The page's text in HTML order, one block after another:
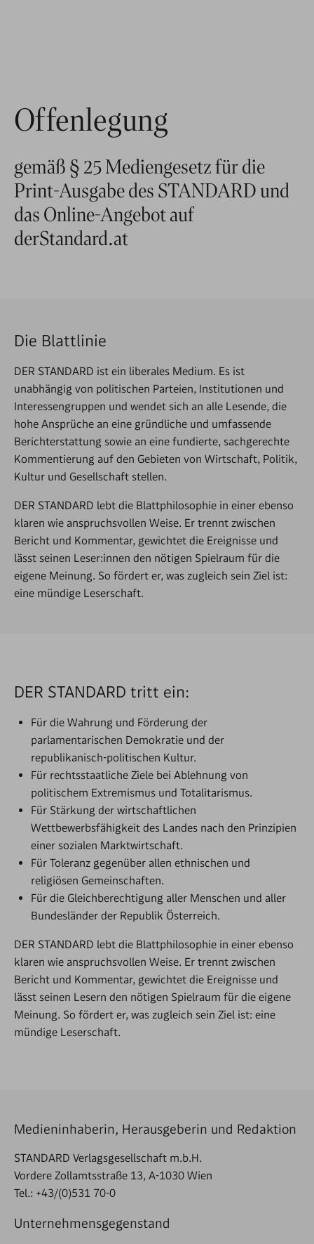
Offenlegung
gemäß § 25 Mediengesetz für die
Print-Ausgabe des STANDARD und
das Online-Angebot auf
derStandard.at
Die Blattlinie
DER STANDARD ist ein liberales Medium. Es ist
unabhängig von politischen Parteien, Institutionen und
Interessengruppen und wendet sich an alle Lesende, die
hohe Ansprüche an eine gründliche und umfassende
Berichterstattung sowie an eine fundierte, sachgerechte
Kommentierung auf den Gebieten von Wirtschaft, Politik,
Kultur und Gesellschaft stellen.
DER STANDARD lebt die Blattphilosophie in einer ebenso
klaren wie anspruchsvollen Weise. Er trennt zwischen
Bericht und Kommentar, gewichtet die Ereignisse und
lässt seinen Leser:innen den nötigen Spielraum für die
eigene Meinung. So fördert er, was zugleich sein Ziel ist:
eine mündige Leserschaft.
DER STANDARD tritt ein:
Für die Wahrung und Förderung der
parlamentarischen Demokratie und der
republikanisch-politischen Kultur.
Für rechtsstaatliche Ziele bei Ablehnung von
politischem Extremismus und Totalitarismus.
Für Stärkung der wirtschaftlichen
Wettbewerbsfähigkeit des Landes nach den Prinzipien
einer sozialen Marktwirtschaft.
Für Toleranz gegenüber allen ethnischen und
religiösen Gemeinschaften.
Für die Gleichberechtigung aller Menschen und aller
Bundesländer der Republik Österreich.
DER STANDARD lebt die Blattphilosophie in einer ebenso
klaren wie anspruchsvollen Weise. Er trennt zwischen
Bericht und Kommentar, gewichtet die Ereignisse und
lässt seinen Lesern den nötigen Spielraum für die eigene
Meinung. So fördert er, was zugleich sein Ziel ist: eine
mündige Leserschaft.
Medieninhaberin, Herausgeberin und Redaktion
STANDARD Verlagsgesellschaft m.b.H.
Vordere Zollamtsstraße 13, A-1030 Wien
Tel.: +43/(0)531 70-0
Unternehmensgegenstand